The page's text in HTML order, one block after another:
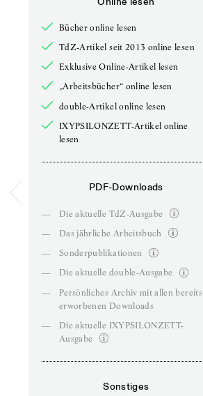
Bücher online lesen
TdZ-Artikel seit 2013 online lesen
Exklusive Online-Artikel lesen
„Arbeitsbücher“ online lesen
double-Artikel online lesen
IXYPSILONZETT-Artikel online
lesen
PDF-Downloads
—
Die aktuelle TdZ-Ausgabe
—
Das jährliche Arbeitsbuch
—
Sonderpublikationen
—
Die aktuelle double-Ausgabe
—
Persönliches Archiv mit allen bereits
erworbenen Downloads
—
Die aktuelle IXYPSILONZETT-
Ausgabe
Sonstiges